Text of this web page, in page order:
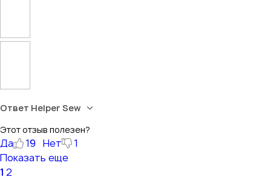
Ответ Helper Sew
Этот отзыв полезен?
Да 19 Нет
1
Показать еще
1 2